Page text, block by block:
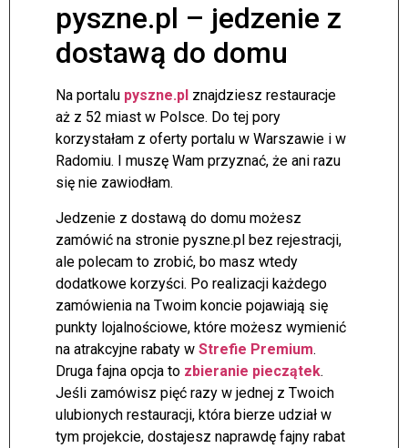
pyszne.pl – jedzenie z
dostawą do domu
Na portalu pyszne.pl znajdziesz restauracje
aż z 52 miast w Polsce. Do tej pory
korzystałam z oferty portalu w Warszawie i w
Radomiu. I muszę Wam przyznać, że ani razu
się nie zawiodłam.
Jedzenie z dostawą do domu możesz
zamówić na stronie pyszne.pl bez rejestracji,
ale polecam to zrobić, bo masz wtedy
dodatkowe korzyści. Po realizacji każdego
zamówienia na Twoim koncie pojawiają się
punkty lojalnościowe, które możesz wymienić
na atrakcyjne rabaty w Strefie Premium.
Druga fajna opcja to zbieranie pieczątek.
Jeśli zamówisz pięć razy w jednej z Twoich
ulubionych restauracji, która bierze udział w
tym projekcie, dostajesz naprawdę fajny rabat